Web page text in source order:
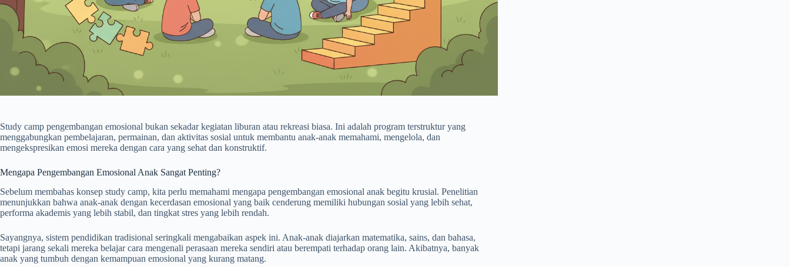
Study camp pengembangan emosional bukan sekadar kegiatan liburan atau rekreasi biasa. Ini adalah program terstruktur yang
menggabungkan pembelajaran, permainan, dan aktivitas sosial untuk membantu anak-anak memahami, mengelola, dan
mengekspresikan emosi mereka dengan cara yang sehat dan konstruktif.
Mengapa Pengembangan Emosional Anak Sangat Penting?
Sebelum membahas konsep study camp, kita perlu memahami mengapa pengembangan emosional anak begitu krusial. Penelitian
menunjukkan bahwa anak-anak dengan kecerdasan emosional yang baik cenderung memiliki hubungan sosial yang lebih sehat,
performa akademis yang lebih stabil, dan tingkat stres yang lebih rendah.
Sayangnya, sistem pendidikan tradisional seringkali mengabaikan aspek ini. Anak-anak diajarkan matematika, sains, dan bahasa,
tetapi jarang sekali mereka belajar cara mengenali perasaan mereka sendiri atau berempati terhadap orang lain. Akibatnya, banyak
anak yang tumbuh dengan kemampuan emosional yang kurang matang.